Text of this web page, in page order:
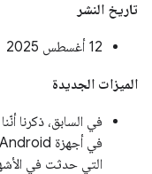
تاريخ النشر
‫12 أغسطس 2025
الميزات الجديدة
في السابق، ذكرنا
التي حدثت في